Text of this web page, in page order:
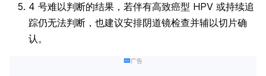
4 号难以判断的结果，若伴有高致癌型 HPV 或持续追
踪仍无法判断，也建议安排阴道镜检查并辅以切片确
认。
广告